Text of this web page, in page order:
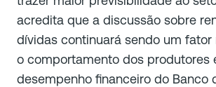
acredita que a discussão sobre
dívidas continuará sendo um fator
o comportamento dos produtores
desempenho financeiro do Banco